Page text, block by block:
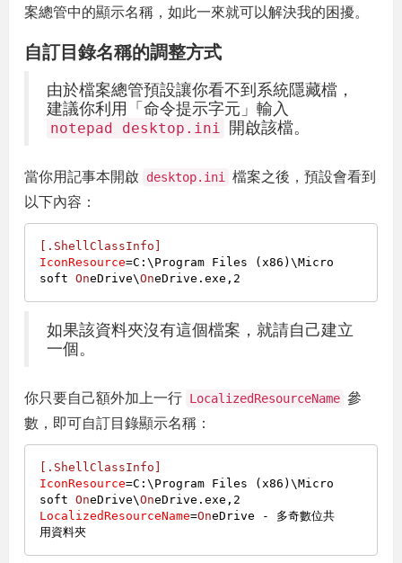
案總管中的顯示名稱，如此一來就可以解決我的困擾。
自訂目錄名稱的調整方式
由於檔案總管預設讓你看不到系統隱藏檔，
建議你利用「命令提示字元」輸入
notepad desktop.ini 開啟該檔。
當你用記事本開啟 desktop.ini
檔案之後，預設會看到
以下內容：
[.ShellClassInfo]
IconResource=C:\Program Files (x86)\Micro
soft OneDrive\OneDrive.exe, 2
如果該資料夾沒有這個檔案，就請自己建立
一個。
你只要自己額外加上一行 LocalizedResourceName 參
數，即可自訂目錄顯示名稱：
[.ShellClassInfo]
IconResource=C:\Program Files (x86)\Micro
soft OneDrive\OneDrive.exe, 2
LocalizedResourceName=OneDrive - 多奇數位共